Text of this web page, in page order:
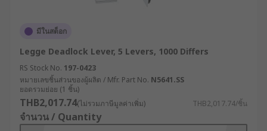
มีในสต็อก
Legge Deadlock Lever, 5 Levers, 1000 Differs
RS Stock No. 197-0423
หมายเลขชิ้นส่วนของผู้ผลิต / Mfr. Part No. N5641.SS
ยอดรวมย่อย (1 ชิ้น)
THB2,017.74(ไม่รวมภาษีมูลค่าเพิ่ม) THB2,017.74/ชิ้น
จำนวน / Quantity